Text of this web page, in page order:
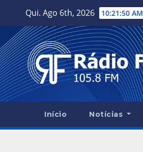
content
Qui. Ago 6th, 2026 10:21:51 AM
Início Notícias